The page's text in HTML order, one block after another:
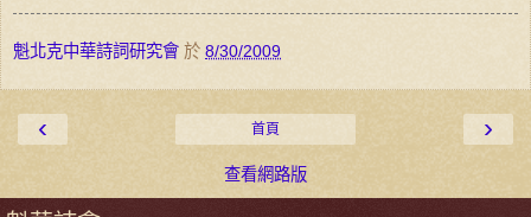
魁北克中華詩詞研究會 於 8/30/2009
‹ ›
首頁
查看網路版